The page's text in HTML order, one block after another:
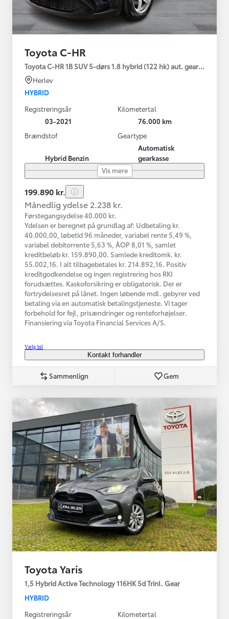
Toyota C-HR
Toyota C-HR 1B SUV 5-dørs 1.8 hybrid (122 hk) aut. gear C-LUB -
Herlev
HYBRID
Registreringsår
03-2021
Kilometertal
76.000 km
Brændstof
Hybrid Benzin
Geartype
Automatisk
gearkasse
Vis mere
199.890 kr.
Månedlig ydelse 2.238 kr.
Førstegangsydelse 40.000 kr.
Ydelsen er beregnet på grundlag af: Udbetaling kr.
40.000,00, løbetid 96 måneder, variabel rente 5,49 %,
variabel debitorrente 5,63 %, ÅOP 8,01 %, samlet
kreditbeløb kr. 159.890,00. Samlede kreditomk. kr.
55.002,16. I alt tilbagebetales kr. 214.892,16. Positiv
kreditgodkendelse og ingen registrering hos RKI
forudsættes. Kaskoforsikring er obligatorisk. Der er
fortrydelsesret på lånet. Ingen løbende mdl. gebyrer ved
betaling via en automatisk betalingstjeneste. Vi tager
forbehold for fejl, prisændringer og renteforhøjelser.
Finansiering via Toyota Financial Services A/S.
Vælg bil
Kontakt forhandler
Sammenlign Gem
Toyota Yaris
1,5 Hybrid Active Technology 116HK 5d Trinl. Gear
HYBRID
Registreringsår
Kilometertal